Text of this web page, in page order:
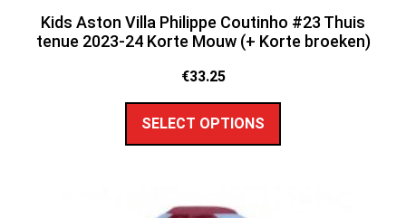
Kids Aston Villa Philippe Coutinho #23 Thuis
tenue 2023-24 Korte Mouw (+ Korte broeken)
€33.25
SELECT OPTIONS